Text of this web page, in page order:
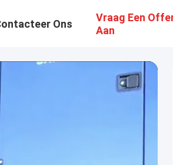
Ons
Vraag Een
Aan